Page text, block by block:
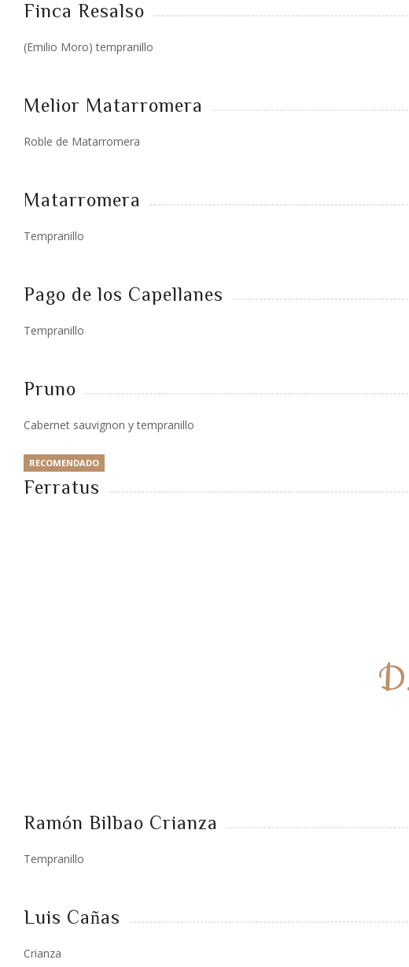
Finca Resalso
(Emilio Moro) tempranillo
Melior Matarromera
Roble de Matarromera
Matarromera
Tempranillo
Pago de los Capellanes
Tempranillo
Pruno
Cabernet sauvignon y tempranillo
RECOMENDADO
Ferratus
Ramón Bilbao Crianza
Tempranillo
Luis Cañas
Crianza